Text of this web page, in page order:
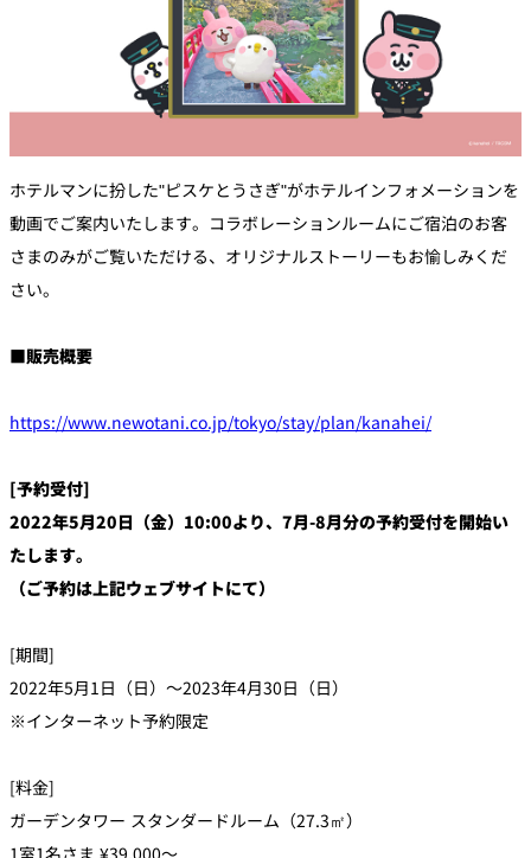
ホテルマンに扮した"ピスケとうさぎ"がホテルインフォメーションを
動画でご案内いたします。コラボレーションルームにご宿泊のお客
さまのみがご覧いただける、オリジナルストーリーもお愉しみくだ
さい。
■販売概要
https://www.newotani.co.jp/tokyo/stay/plan/kanahei/
[予約受付]
2022年5月20日（金）10:00より、7月-8月分の予約受付を開始い
たします。
（ご予約は上記ウェブサイトにて）
[期間]
2022年5月1日（日）〜2023年4月30日（日）
※インターネット予約限定
[料金]
ガーデンタワー スタンダードルーム（27.3㎡）